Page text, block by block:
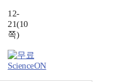
12-
21(10
쪽)
ScienceON